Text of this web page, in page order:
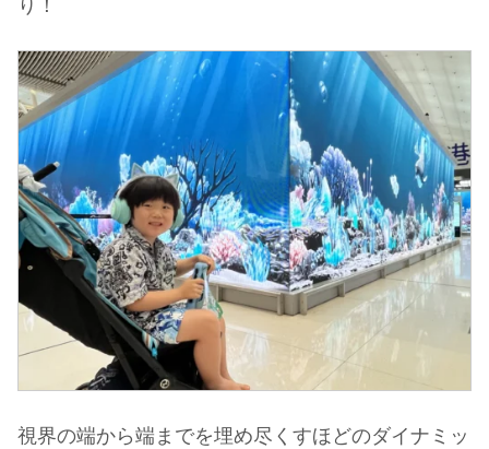
り！
視界の端から端までを埋め尽くすほどのダイナミッ